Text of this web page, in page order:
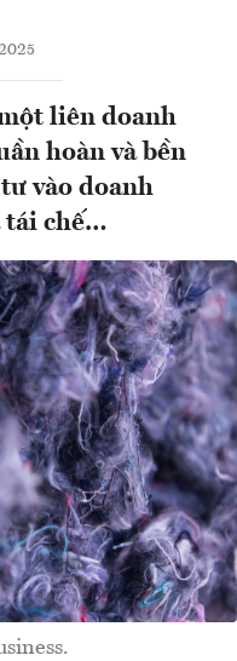
liên doanh
hoàn và bền
vào doanh
tái chế…